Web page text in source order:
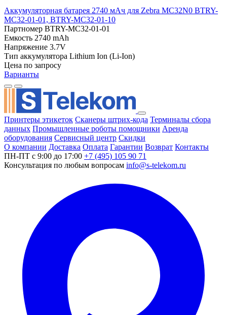
Аккумуляторная батарея 2740 мАч для Zebra MC32N0 BTRY-
MC32-01-01, BTRY-MC32-01-10
Партномер BTRY-MC32-01-01
Емкость 2740 mAh
Напряжение 3.7V
Тип аккумулятора Lithium Ion (Li-Ion)
Цена по запросу
Варианты
Принтеры этикеток Сканеры штрих-кода Терминалы сбора
данных Промышленные роботы помощники Аренда
оборудования Сервисный центр Скидки
О компании Доставка Оплата Гарантии Возврат Контакты
ПН-ПТ с 9:00 до 17:00 +7 (495) 105 90 71
Консультация по любым вопросам info@s-telekom.ru